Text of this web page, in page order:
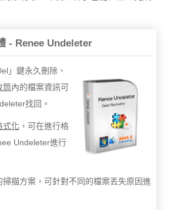
- Renee Undeleter
」鍵永久刪除、
筒內的檔案資訊可
找回。
式化 ，可在進行格
Undeleter進行
掃描方案，可針對不同的檔案丟失原因進